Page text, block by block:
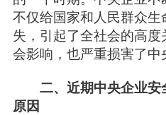
不仅给国家和人民群众生
失，引起了全社会的高
会影响，也严重损害了中
二、近期中央企业安
原因